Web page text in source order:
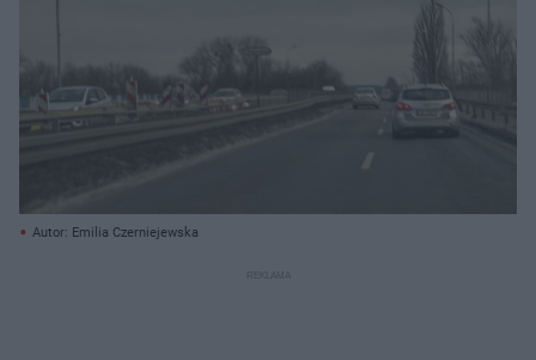
Autor: Emilia Czerniejewska